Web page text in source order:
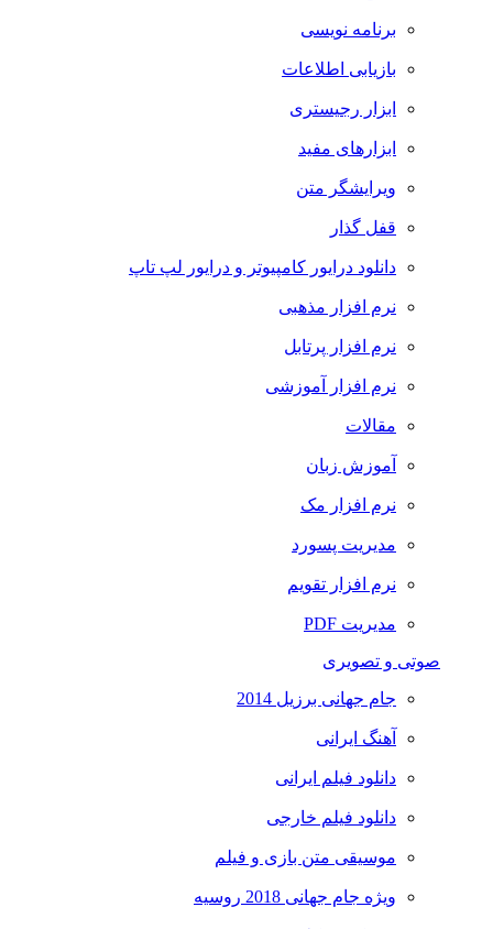
برنامه نویسی
بازیابی اطلاعات
ابزار رجیستری
ابزارهای مفید
ویرایشگر متن
قفل گذار
دانلود درایور کامپیوتر و درایور لپ تاپ
نرم افزار مذهبی
نرم افزار پرتابل
نرم افزار آموزشی
مقالات
آموزش زبان
نرم افزار مک
مدیریت پسورد
نرم افزار تقویم
مدیریت PDF
صوتی و تصویری
جام جهانی برزیل 2014
آهنگ ایرانی
دانلود فیلم ایرانی
دانلود فیلم خارجی
موسیقی متن بازی و فیلم
ویژه جام جهانی 2018 روسیه